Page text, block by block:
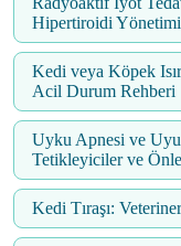
Hipertiroidi
Kedi veya Köpek
Acil Durum Rehberi
Uyku Apnesi ve
Tetikleyiciler ve
Kedi Tıraşı: